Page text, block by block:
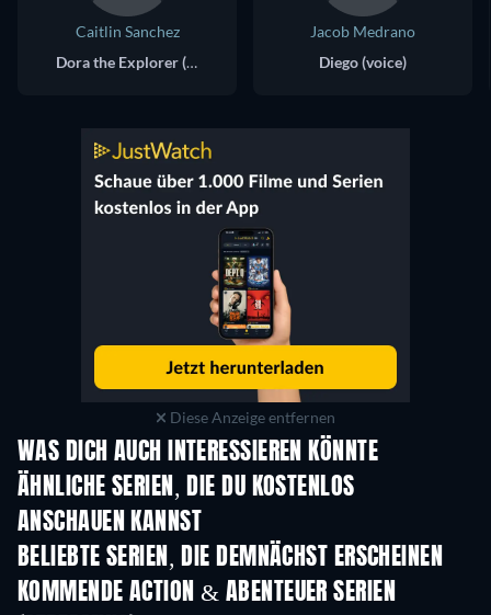
Caitlin Sanchez
Dora the Explorer (voice)
Jacob Medrano
Diego (voice)
Diese Anzeige entfernen
WAS DICH AUCH INTERESSIEREN KÖNNTE
Serie Serie
ÄHNLICHE SERIEN, DIE DU KOSTENLOS
ANSCHAUEN KANNST
Serie
BELIEBTE SERIEN, DIE DEMNÄCHST ERSCHEINEN
Serie Serie
KOMMENDE ACTION & ABENTEUER SERIEN